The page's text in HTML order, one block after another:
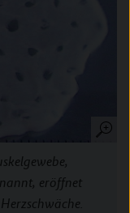
eröffnet